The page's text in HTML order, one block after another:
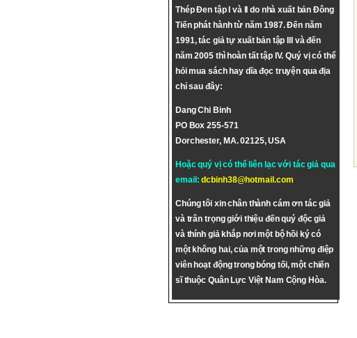
Thép Đen tập I và II do nhà xuất bản Đông
Tiến phát hành từ năm 1987. Đến năm
1991, tác giả tự xuất bản tập III và đến
năm 2005 thì hoàn tất tập IV. Quý vị có thể
hỏi mua sách hay dĩa đọc truyện qua địa
chỉ sau đây:
Dang Chi Binh
PO Box 255-571
Dorchester, MA. 02125, USA
Hoặc quý vị có thể liên lạc với tác giả qua
email:dcbinh38@hotmail.com
Chúng tôi xin chân thành cám ơn tác giả
và trân trọng giới thiệu đến quý độc giả
và thính giả khắp nơi một bộ hồi ký có
một không hai, của một trong những điệp
viên hoạt động trong bóng tối, một chiến
sĩ thuộc Quân Lực Việt Nam Cộng Hòa.